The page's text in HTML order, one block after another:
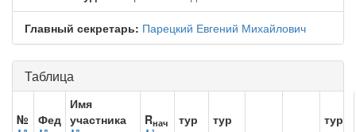
Главный секретарь: Парецкий Евгений Михайлович
Таблица
№ Фед
Имя
участника
Rнач
тур
тур
тур